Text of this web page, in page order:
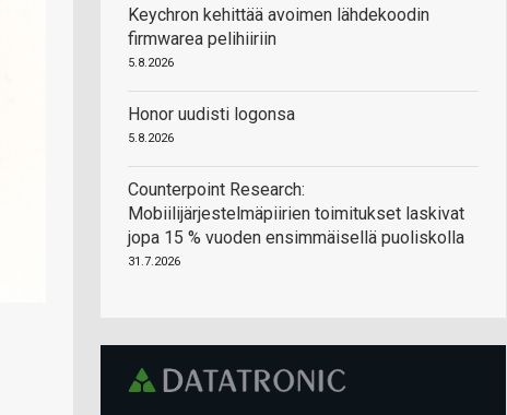
Keychron kehittää avoimen lähdekoodin
firmwarea pelihiiriin
5.8.2026
Honor uudisti logonsa
5.8.2026
Counterpoint Research:
Mobiilijärjestelmäpiirien toimitukset laskivat
jopa 15 % vuoden ensimmäisellä puoliskolla
31.7.2026